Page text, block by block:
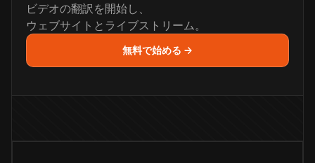
ビデオの翻訳を開始し、
ウェブサイトとライブストリーム。
無料で始める →